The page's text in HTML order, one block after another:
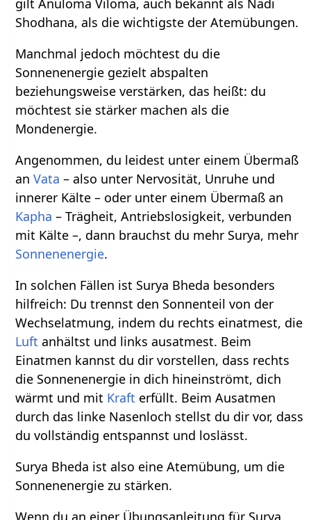
gilt Anuloma Viloma, auch bekannt als Nadi
Shodhana, als die wichtigste der Atemübungen.
Manchmal jedoch möchtest du die
Sonnenenergie gezielt abspalten
beziehungsweise verstärken, das heißt: du
möchtest sie stärker machen als die
Mondenergie.
Angenommen, du leidest unter einem Übermaß
anVata – also unter Nervosität, Unruhe und
innerer Kälte – oder unter einem Übermaß an
Kapha – Trägheit, Antriebslosigkeit, verbunden
mit Kälte –, dann brauchst du mehr Surya, mehr
Sonnenenergie.
In solchen Fällen ist Surya Bheda besonders
hilfreich: Du trennst den Sonnenteil von der
Wechselatmung, indem du rechts einatmest, die
Luft anhältst und links ausatmest. Beim
Einatmen kannst du dir vorstellen, dass rechts
die Sonnenenergie in dich hineinströmt, dich
wärmt und mit Kraft erfüllt. Beim Ausatmen
durch das linke Nasenloch stellst du dir vor, dass
du vollständig entspannst und loslässt.
Surya Bheda ist also eine Atemübung, um die
Sonnenenergie zu stärken.